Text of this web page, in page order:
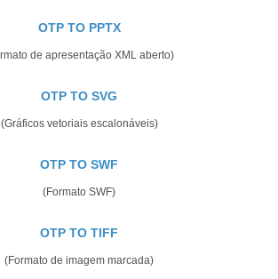
OTP TO PPTX
de apresentação XML aberto)
OTP TO SVG
(Gráficos vetoriais escalonáveis)
OTP TO SWF
(Formato SWF)
OTP TO TIFF
(Formato de imagem marcada)